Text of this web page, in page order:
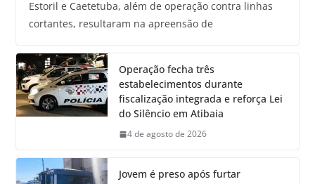
Estoril e Caetetuba, além de operação contra linhas
cortantes, resultaram na apreensão de
Operação fecha três
estabelecimentos durante
fiscalização integrada e reforça Lei
do Silêncio em Atibaia
4 de agosto de 2026
Jovem é preso após furtar